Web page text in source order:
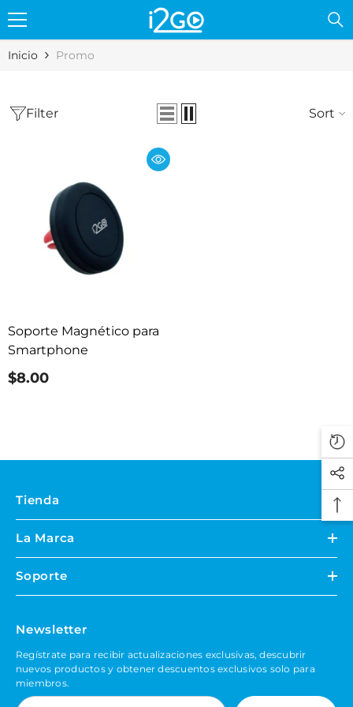
Skip to content
Inicio Promo
Filter Sort
Soporte Magnético para
Smartphone
$8.00
Tienda
La Marca
Soporte
Newsletter
Regístrate para recibir actualizaciones exclusivas, descubrir
nuevos productos y obtener descuentos exclusivos solo para
miembros.